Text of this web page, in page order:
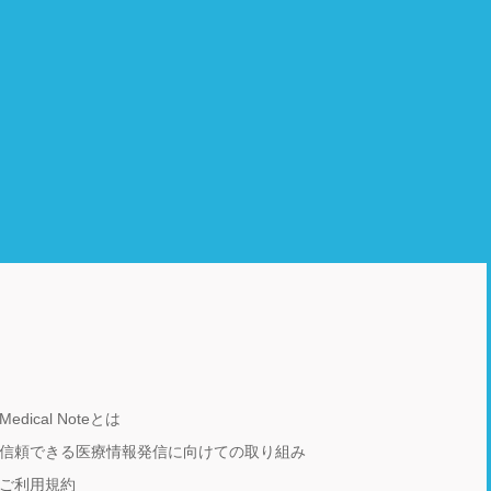
Medical Noteとは
信頼できる医療情報発信に向けての取り組み
ご利用規約